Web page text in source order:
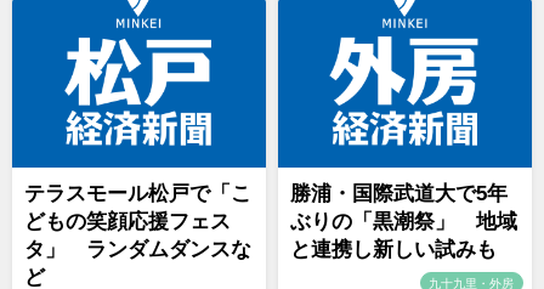
テラスモール松戸で「こ
どもの笑顔応援フェス
タ」 ランダムダンスな
ど
勝浦・国際武道大で5年
ぶりの「黒潮祭」 地域
と連携し新しい試みも
九十九里・外房